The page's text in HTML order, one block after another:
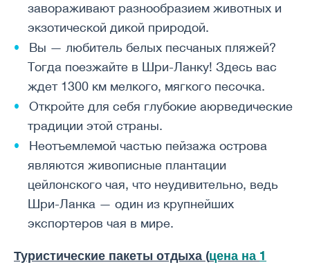
завораживают разнообразием животных и
экзотической дикой природой.
Вы — любитель белых песчаных пляжей?
Тогда поезжайте в Шри-Ланку! Здесь вас
ждет 1300 км мелкого, мягкого песочка.
Откройте для себя глубокие аюрведические
традиции этой страны.
Неотъемлемой частью пейзажа острова
являются живописные плантации
цейлонского чая, что неудивительно, ведь
Шри-Ланка — один из крупнейших
экспортеров чая в мире.
Туристические пакеты отдыха (цена на 1